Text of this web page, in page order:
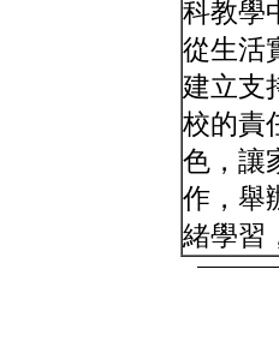
科教學
從生活
建立支
校的責
色，讓
作，舉
緒學習